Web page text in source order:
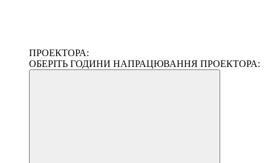
ПРОЕКТОРА:
ОБЕРІТЬ ГОДИНИ НАПРАЦЮВАННЯ ПРОЕКТОРА: